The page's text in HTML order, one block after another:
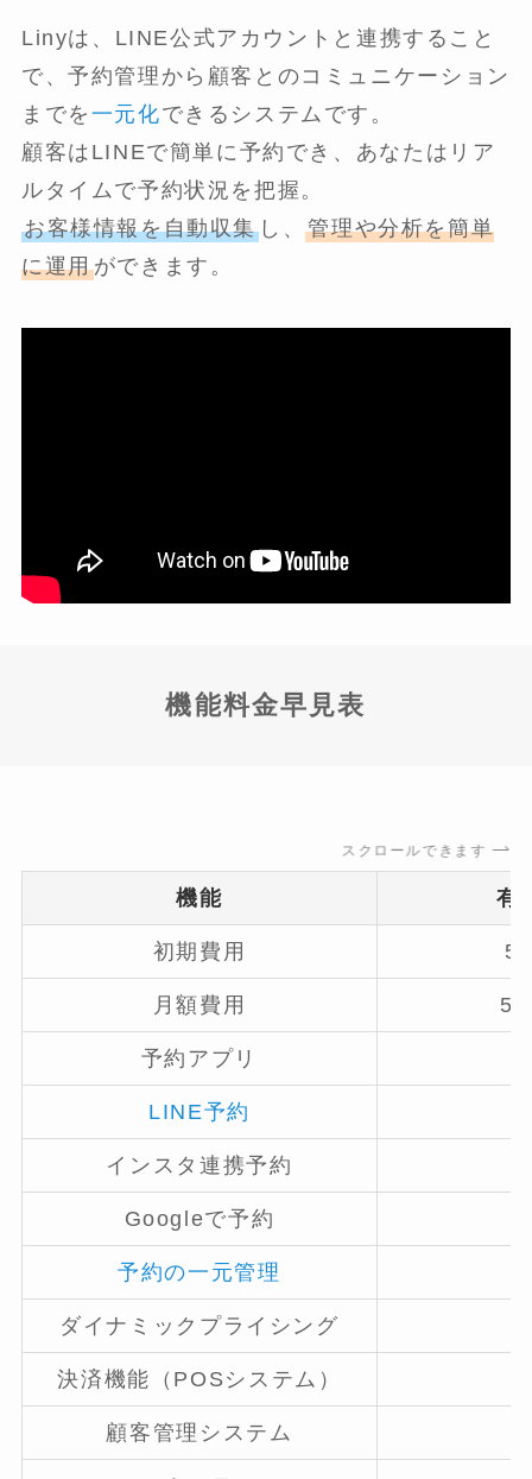
Linyは、LINE公式アカウントと連携すること
で、予約管理から顧客とのコミュニケーション
までを 一元化できるシステムです。
顧客はLINEで簡単に予約でき、あなたはリア
ルタイムで予約状況を把握。
お客様情報を自動収集 し、管理や分析を簡単
に運用ができます。
機能料金早見表
スクロールできます
機能 有
初期費用
月額費用
予約アプリ
LINE予約
インスタ連携予約
Googleで予約
予約の一元管理
ダイナミックプライシング
決済機能（POSシステム）
顧客管理システム